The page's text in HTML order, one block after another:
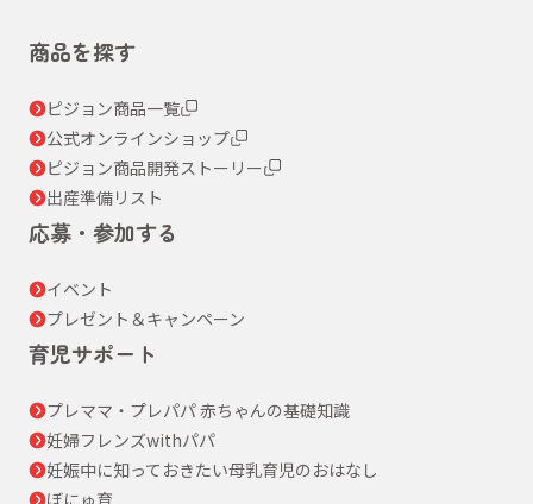
商品を探す
ピジョン商品一覧
公式オンラインショップ
ピジョン商品開発ストーリー
出産準備リスト
応募・参加する
イベント
プレゼント＆キャンペーン
育児サポート
プレママ・プレパパ 赤ちゃんの基礎知識
妊婦フレンズwithパパ
妊娠中に知っておきたい母乳育児のおはなし
ぼにゅ育